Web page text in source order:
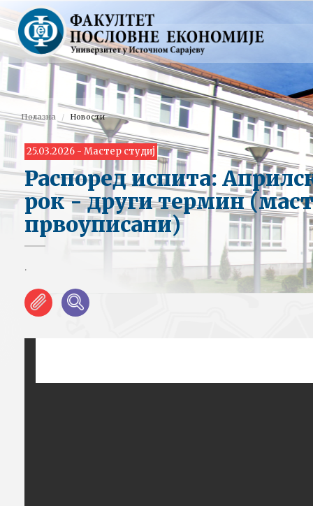
Полазна Новости
25.03.2026 - Мастер студиј
Распоред испита:
рок - други термин
првоуписани)
.